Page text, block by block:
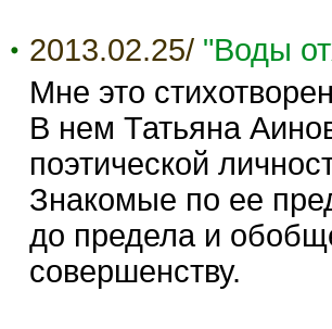
2013.02.25/ "Воды
Мне это
В нем Татьяна
поэтической
Знакомые по ее
до предела и
совершенству.